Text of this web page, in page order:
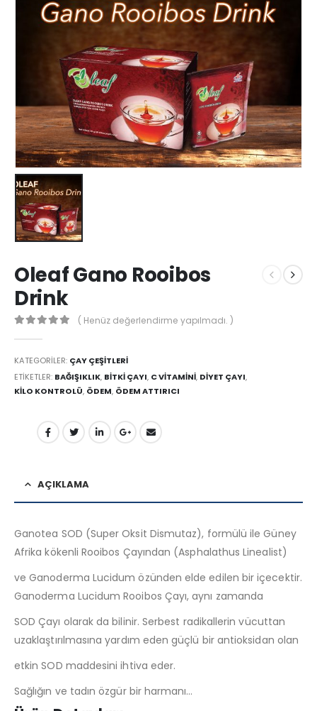
Oleaf Gano Rooibos
Drink
( Henüz değerlendirme yapılmadı. )
KATEGORILER: ÇAY ÇEŞITLERI
ETIKETLER: BAĞIŞIKLIK, BITKI ÇAYI, C VITAMINI, DIYET ÇAYI,
KILO KONTROLÜ, ÖDEM, ÖDEM ATTIRICI
AÇIKLAMA
Ganotea SOD (Super Oksit Dismutaz), formülü ile Güney
Afrika kökenli Rooibos Çayından (Asphalathus Linealist)
ve Ganoderma Lucidum özünden elde edilen bir içecektir.
Ganoderma Lucidum Rooibos Çayı, aynı zamanda
SOD Çayı olarak da bilinir. Serbest radikallerin vücuttan
uzaklaştırılmasına yardım eden güçlü bir antioksidan olan
etkin SOD maddesini ihtiva eder.
Sağlığın ve tadın özgür bir harmanı…